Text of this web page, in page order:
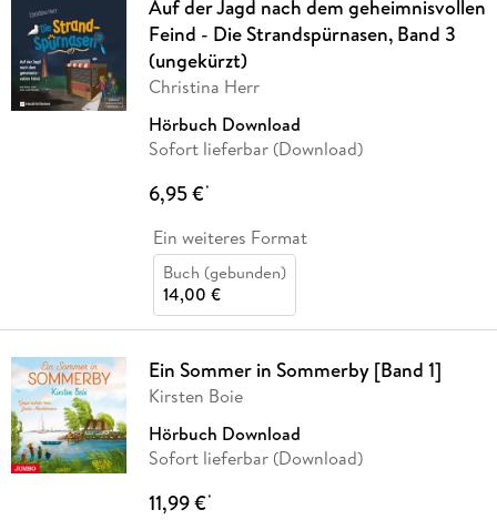
Auf der Jagd nach dem geheimnisvollen
Feind - Die Strandspürnasen, Band 3
(ungekürzt)
Christina Herr
Hörbuch Download
Sofort lieferbar (Download)
6,95 €*
Ein weiteres Format
Buch (gebunden)
14,00 €
Ein Sommer in Sommerby [Band 1]
Kirsten Boie
Hörbuch Download
Sofort lieferbar (Download)
11,99 €*